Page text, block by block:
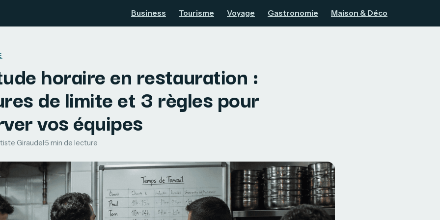
Business Tourisme Voyage Gastronomie Maison & Déco
horaire en restauration :
de limite et 3 règles pour
vos équipes
Giraudel ·5 min de lecture